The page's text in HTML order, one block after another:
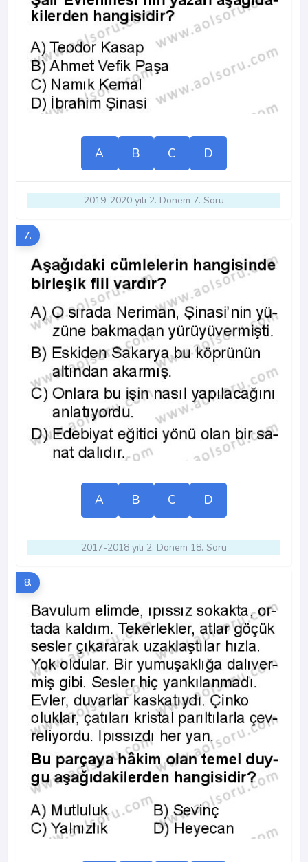
A B C D
2019-2020 yılı 2. Dönem 7. Soru
7.
A B C D
2017-2018 yılı 2. Dönem 18. Soru
8.